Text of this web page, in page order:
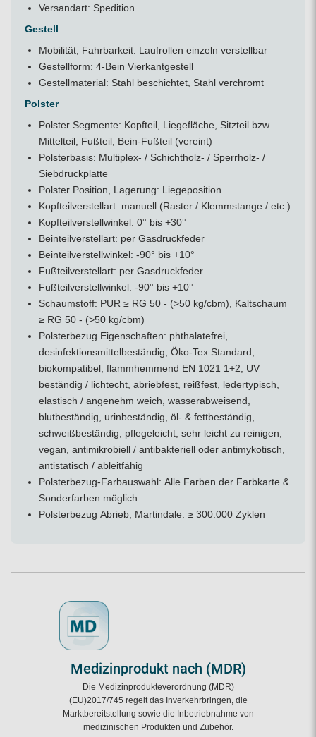
Versandart: Spedition
Gestell
Mobilität, Fahrbarkeit: Laufrollen einzeln verstellbar
Gestellform: 4-Bein Vierkantgestell
Gestellmaterial: Stahl beschichtet, Stahl verchromt
Polster
Polster Segmente: Kopfteil, Liegefläche, Sitzteil bzw.
Mittelteil, Fußteil, Bein-Fußteil (vereint)
Polsterbasis: Multiplex- / Schichtholz- / Sperrholz- /
Siebdruckplatte
Polster Position, Lagerung: Liegeposition
Kopfteilverstellart: manuell (Raster / Klemmstange / etc.)
Kopfteilverstellwinkel: 0° bis +30°
Beinteilverstellart: per Gasdruckfeder
Beinteilverstellwinkel: -90° bis +10°
Fußteilverstellart: per Gasdruckfeder
Fußteilverstellwinkel: -90° bis +10°
Schaumstoff: PUR ≥ RG 50 - (>50 kg/cbm), Kaltschaum
≥ RG 50 - (>50 kg/cbm)
Polsterbezug Eigenschaften: phthalatefrei,
desinfektionsmittelbeständig, Öko-Tex Standard,
biokompatibel, flammhemmend EN 1021 1+2, UV
beständig / lichtecht, abriebfest, reißfest, ledertypisch,
elastisch / angenehm weich, wasserabweisend,
blutbeständig, urinbeständig, öl- & fettbeständig,
schweißbeständig, pflegeleicht, sehr leicht zu reinigen,
vegan, antimikrobiell / antibakteriell oder antimykotisch,
antistatisch / ableitfähig
Polsterbezug-Farbauswahl: Alle Farben der Farbkarte &
Sonderfarben möglich
Polsterbezug Abrieb, Martindale: ≥ 300.000 Zyklen
Medizinprodukt nach (MDR)
Die Medizinprodukteverordnung (MDR)
(EU)2017/745 regelt das Inverkehrbringen, die
Marktbereitstellung sowie die Inbetriebnahme von
medizinischen Produkten und Zubehör.